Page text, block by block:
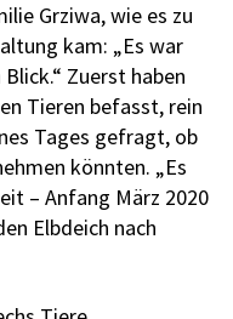
Grziwa, wie es zu
kam: „Es war
Zuerst haben
Tieren befasst, rein
Tages gefragt, ob
könnten. „Es
– Anfang März 2020
Elbdeich nach